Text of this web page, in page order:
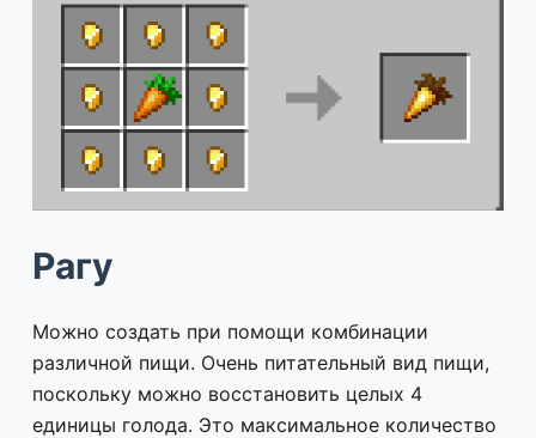
Рагу
Можно создать при помощи комбинации
различной пищи. Очень питательный вид пищи,
поскольку можно восстановить целых 4
единицы голода. Это максимальное количество